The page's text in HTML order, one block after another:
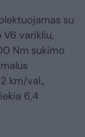
su
varikliu,
Nm sukimo
km/val.,
6,4